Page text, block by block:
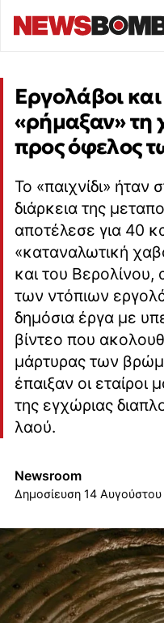
Εργολάβοι και
«ρήμαξαν» τη
προς όφελος
Το «παιχνίδι» ήταν
διάρκεια της
αποτέλεσε για 40
«καταναλωτική
και του
των ντόπιων
δημόσια έργα με
βίντεο που
μάρτυρας των
έπαιξαν οι
της εγχώριας
λαού.
Newsroom
14 Αυγούστου